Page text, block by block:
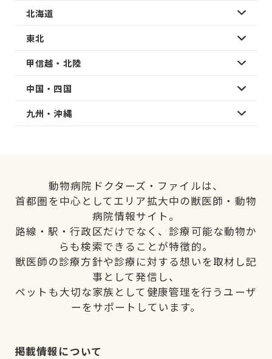
北海道
東北
甲信越・北陸
中国・四国
九州・沖縄
動物病院ドクターズ・ファイルは、
首都圏を中心としてエリア拡大中の獣医師・動物
病院情報サイト。
路線・駅・行政区だけでなく、診療可能な動物か
らも検索できることが特徴的。
獣医師の診療方針や診療に対する想いを取材し記
事として発信し、
ペットも大切な家族として健康管理を行うユーザ
ーをサポートしています。
掲載情報について